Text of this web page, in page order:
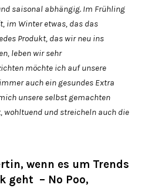
saisonal abhängig. Im Frühling
im Winter etwas, das das
Produkt, das wir neu ins
leben wir sehr
möchte ich auf unsere
auch ein gesundes Extra
unsere selbst gemachten
wohltuend und streicheln auch die
wenn es um Trends
geht – No Poo,